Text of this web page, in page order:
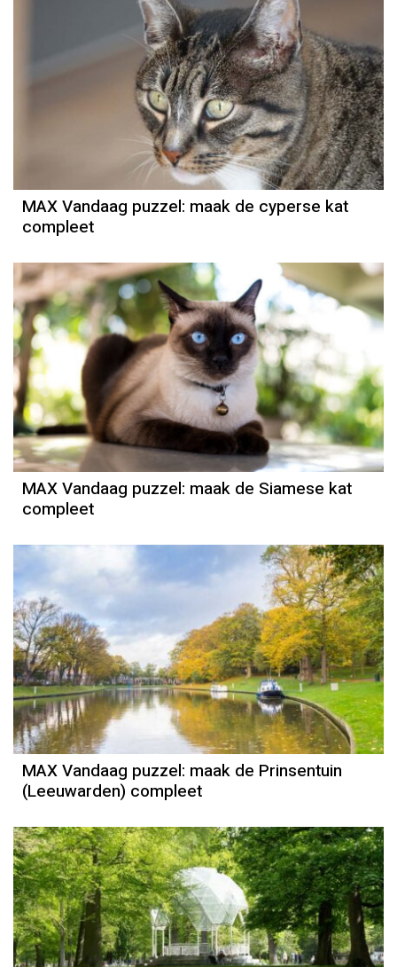
MAX Vandaag puzzel: maak de cyperse kat
compleet
MAX Vandaag puzzel: maak de Siamese kat
compleet
MAX Vandaag puzzel: maak de Prinsentuin
(Leeuwarden) compleet